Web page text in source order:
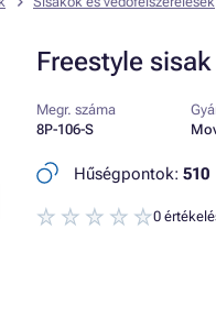
Freestyle
Megr. száma
8P-106-S
Hűségpontok: 510
0